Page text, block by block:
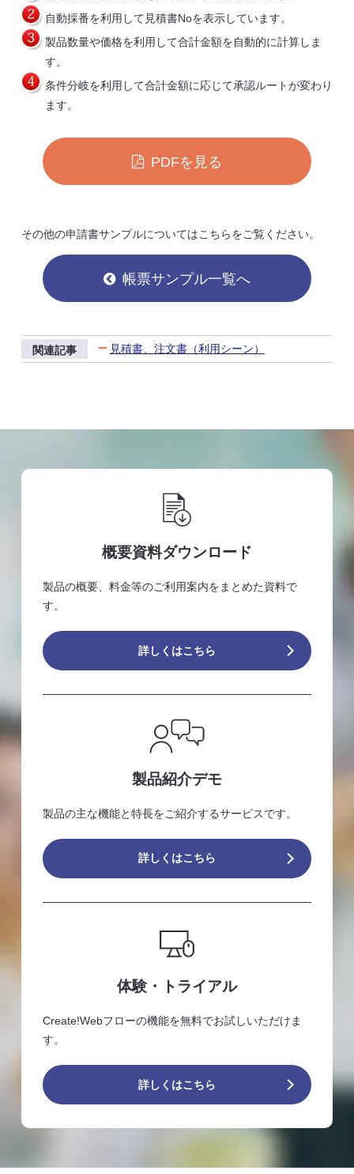
自動採番を利用して見積書Noを表示しています。
製品数量や価格を利用して合計金額を自動的に計算しま
す。
条件分岐を利用して合計金額に応じて承認ルートが変わり
ます。
PDFを見る
その他の申請書サンプルについてはこちらをご覧ください。
帳票サンプル一覧へ
見積書、注文書（利用シーン）
概要資料ダウンロード
製品の概要、料金等のご利用案内をまとめた資料で
す。
詳しくはこちら
製品紹介デモ
製品の主な機能と特長をご紹介するサービスです。
詳しくはこちら
体験・トライアル
Create!Webフローの機能を無料でお試しいただけま
す。
詳しくはこちら